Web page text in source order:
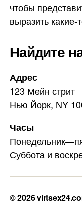
чтобы
выразить какие-
Найдите
Адрес
123 Мейн стрит
Нью Йорк, NY
Часы
Суббота и
© 2026